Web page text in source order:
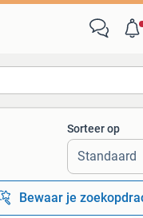
Alle afstanden…
Sorteer op
Bewaar je